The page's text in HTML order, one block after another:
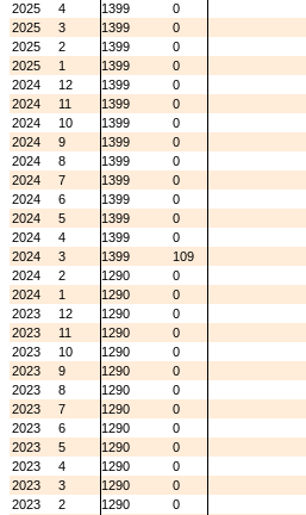
2025
4 1399
0
2025
3 1399
0
2025
2 1399
0
2025
1 1399
0
2024
12 1399
0
2024
11 1399
0
2024
10 1399
0
2024
9 1399
0
2024
8 1399
0
2024
7 1399
0
2024
6 1399
0
2024
5 1399
0
2024
4 1399
0
2024
3 1399
109
2024
2 1290
0
2024
1 1290
0
2023
12 1290
0
2023
11 1290
0
2023
10 1290
0
2023
9 1290
0
2023
8 1290
0
2023
7 1290
0
2023
6 1290
0
2023
5 1290
0
2023
4 1290
0
2023
3 1290
0
2023
2 1290
0